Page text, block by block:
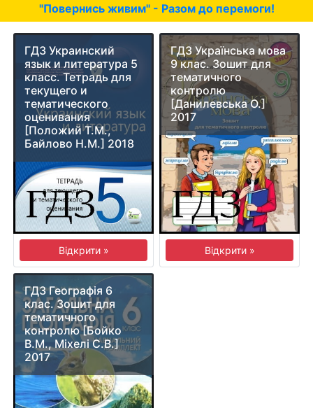
"Повернись живим" - Разом до перемоги!
ГДЗ Украинский
язык и литература 5
класс. Тетрадь для
текущего и
тематического
оценивания
[Положий Т.М.,
Байлово Н.М.] 2018
Відкрити »
ГДЗ Українська мова
9 клас. Зошит для
тематичного
контролю
[Данилевська О.]
2017
Відкрити »
ГДЗ Географія 6
клас. Зошит для
тематичного
контролю [Бойко
В.М., Міхелі С.В.]
2017